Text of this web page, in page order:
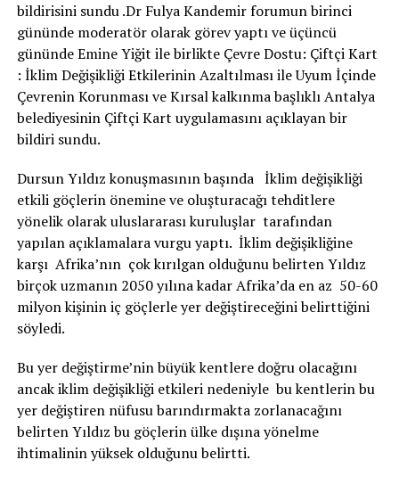
bildirisini sundu .Dr Fulya Kandemir forumun birinci
gününde moderatör olarak görev yaptı ve üçüncü
gününde Emine Yiğit ile birlikte Çevre Dostu: Çiftçi Kart
: İklim Değişikliği Etkilerinin Azaltılması ile Uyum İçinde
Çevrenin Korunması ve Kırsal kalkınma başlıklı Antalya
belediyesinin Çiftçi Kart uygulamasını açıklayan bir
bildiri sundu.
Dursun Yıldız konuşmasının başında İklim değişikliği
etkili göçlerin önemine ve oluşturacağı tehditlere
yönelik olarak uluslararası kuruluşlar tarafından
yapılan açıklamalara vurgu yaptı. İklim değişikliğine
karşı Afrika’nın çok kırılgan olduğunu belirten Yıldız
birçok uzmanın 2050 yılına kadar Afrika’da en az 50-60
milyon kişinin iç göçlerle yer değiştireceğini belirttiğini
söyledi.
Bu yer değiştirme’nin büyük kentlere doğru olacağını
ancak iklim değişikliği etkileri nedeniyle bu kentlerin bu
yer değiştiren nüfusu barındırmakta zorlanacağını
belirten Yıldız bu göçlerin ülke dışına yönelme
ihtimalinin yüksek olduğunu belirtti.